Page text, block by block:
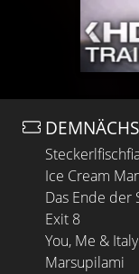
Ice Cream
Das Ende der
Exit 8
You, Me & Italy
Marsupilami